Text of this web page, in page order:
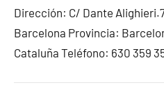
Dirección: C/ Dante
Barcelona Provincia:
Cataluña Teléfono: 630 359